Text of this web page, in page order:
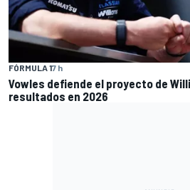
FÓRMULA 17 h
Vowles defiende el proyecto de
resultados en 2026